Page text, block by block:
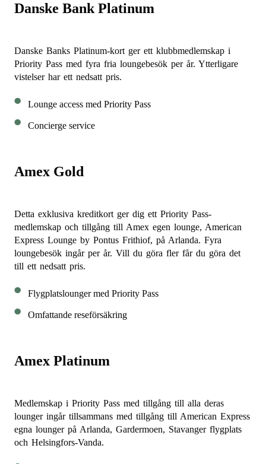
Danske Bank Platinum
Danske Banks Platinum-kort ger ett klubbmedlemskap i
Priority Pass med fyra fria loungebesök per år. Ytterligare
vistelser har ett nedsatt pris.
Lounge access med Priority Pass
Concierge service
Amex Gold
Detta exklusiva kreditkort ger dig ett Priority Pass-
medlemskap och tillgång till Amex egen lounge, American
Express Lounge by Pontus Frithiof, på Arlanda. Fyra
loungebesök ingår per år. Vill du göra fler får du göra det
till ett nedsatt pris.
Flygplatslounger med Priority Pass
Omfattande reseförsäkring
Amex Platinum
Medlemskap i Priority Pass med tillgång till alla deras
lounger ingår tillsammans med tillgång till American Express
egna lounger på Arlanda, Gardermoen, Stavanger flygplats
och Helsingfors-Vanda.